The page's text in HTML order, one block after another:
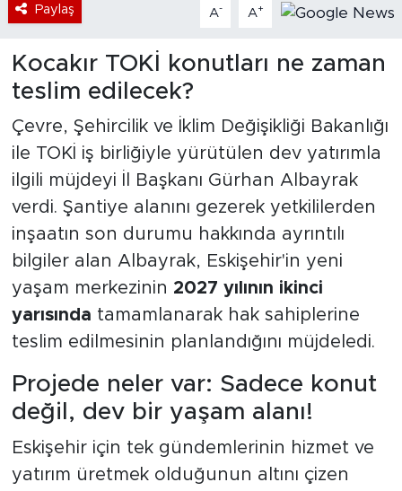
Paylaş A- A+
Kocakır TOKİ konutları ne zaman
teslim edilecek?
Çevre, Şehircilik ve İklim Değişikliği Bakanlığı
ile TOKİ iş birliğiyle yürütülen dev yatırımla
ilgili müjdeyi İl Başkanı Gürhan Albayrak
verdi. Şantiye alanını gezerek yetkililerden
inşaatın son durumu hakkında ayrıntılı
bilgiler alan Albayrak, Eskişehir'in yeni
yaşam merkezinin 2027 yılının ikinci
yarısında tamamlanarak hak sahiplerine
teslim edilmesinin planlandığını müjdeledi.
Projede neler var: Sadece konut
değil, dev bir yaşam alanı!
Eskişehir için tek gündemlerinin hizmet ve
yatırım üretmek olduğunun altını çizen